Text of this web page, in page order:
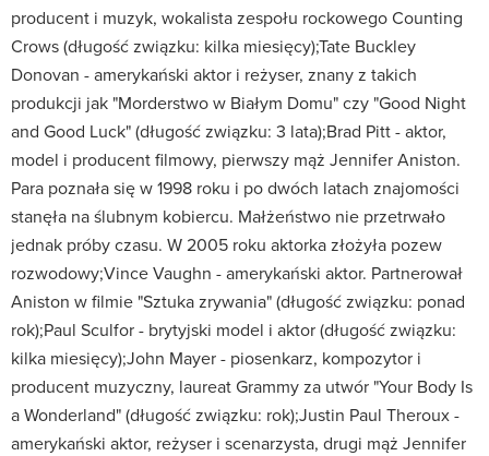
producent i muzyk, wokalista zespołu rockowego Counting
Crows (długość związku: kilka miesięcy);Tate Buckley
Donovan - amerykański aktor i reżyser, znany z takich
produkcji jak "Morderstwo w Białym Domu" czy "Good Night
and Good Luck" (długość związku: 3 lata);Brad Pitt - aktor,
model i producent filmowy, pierwszy mąż Jennifer Aniston.
Para poznała się w 1998 roku i po dwóch latach znajomości
stanęła na ślubnym kobiercu. Małżeństwo nie przetrwało
jednak próby czasu. W 2005 roku aktorka złożyła pozew
rozwodowy;Vince Vaughn - amerykański aktor. Partnerował
Aniston w filmie "Sztuka zrywania" (długość związku: ponad
rok);Paul Sculfor - brytyjski model i aktor (długość związku:
kilka miesięcy);John Mayer - piosenkarz, kompozytor i
producent muzyczny, laureat Grammy za utwór "Your Body Is
a Wonderland" (długość związku: rok);Justin Paul Theroux -
amerykański aktor, reżyser i scenarzysta, drugi mąż Jennifer